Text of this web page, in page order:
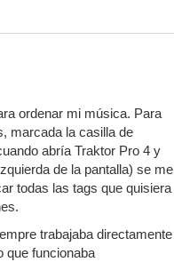
ordenar mi música. Para
marcada la casilla de
abría Traktor Pro 4 y
de la pantalla) se me
todas las tags que quisiera
trabajaba directamente
que funcionaba